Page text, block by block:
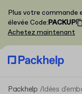
Plus votre commande
élevée Code:PACKUP
Achetez maintenant
Packhelp Idées